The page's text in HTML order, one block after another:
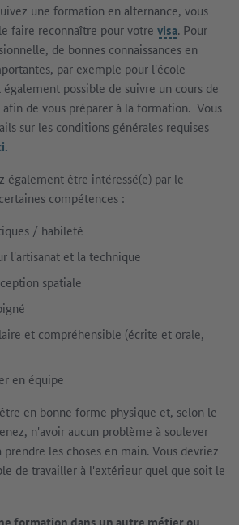
une formation en alternance, vous
faire reconnaître pour votre visa. Pour
de bonnes connaissances en
par exemple pour l'école
possible de suivre un cours de
de vous préparer à la formation. Vous
sur les conditions générales requises
également être intéressé(e) par le
compétences :
/ habileté
l'artisanat et la technique
spatiale
et compréhensible (écrite et orale,
en équipe
en bonne forme physique et, selon le
n'avoir aucun problème à soulever
les choses en main. Vous devriez
de travailler à l'extérieur quel que soit le
formation dans un autre métier ou